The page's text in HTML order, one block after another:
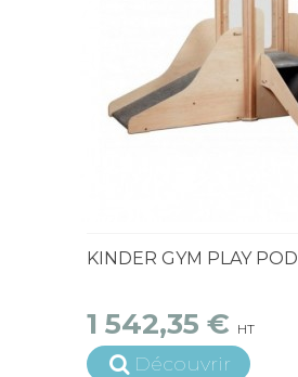
KINDER GYM PLAY POD
1 542,35 € HT
Découvrir